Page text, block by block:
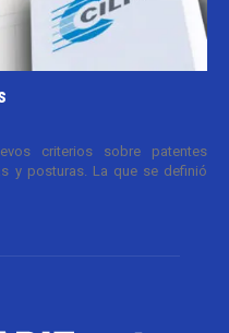
criterios sobre patentes
y posturas. La que se definió